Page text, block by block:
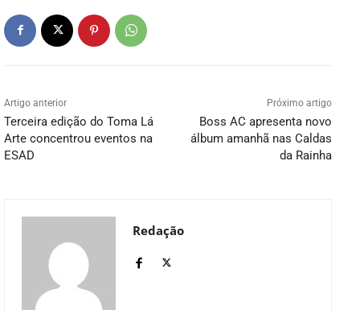
Artigo anterior
Terceira edição do Toma Lá
Arte concentrou eventos na
ESAD
Próximo artigo
Boss AC apresenta novo
álbum amanhã nas Caldas
da Rainha
Redação